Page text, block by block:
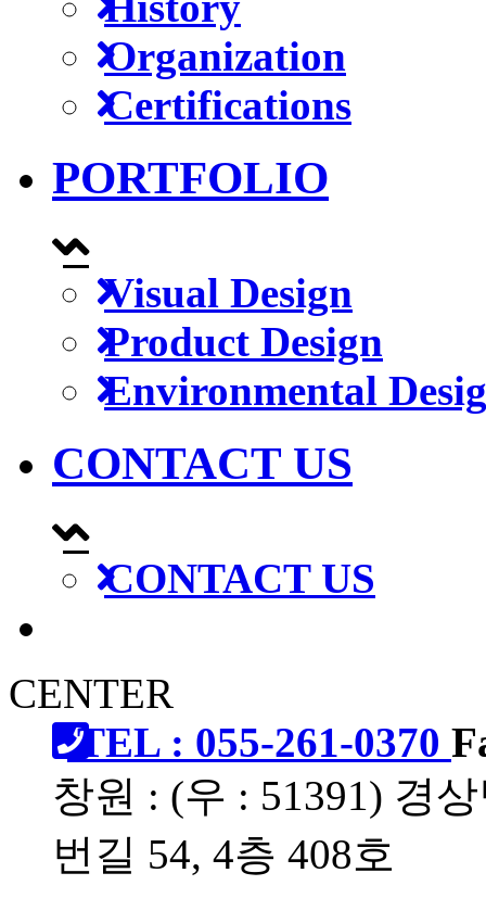
Organization
Certifications
PORTFOLIO
Visual Design
Product Design
Environmental
CONTACT US
CONTACT US
CENTER
TEL : 055-261-0370
창원 : (우 : 51391) 경
번길 54, 4층 408호